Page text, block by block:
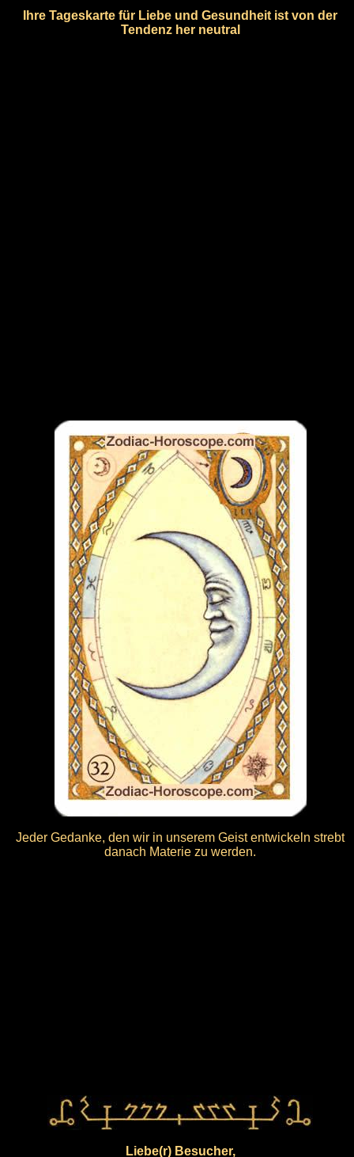
Ihre Tageskarte für Liebe und Gesundheit ist von der
Tendenz her neutral
Jeder Gedanke, den wir in unserem Geist entwickeln strebt
danach Materie zu werden.
Liebe(r) Besucher,